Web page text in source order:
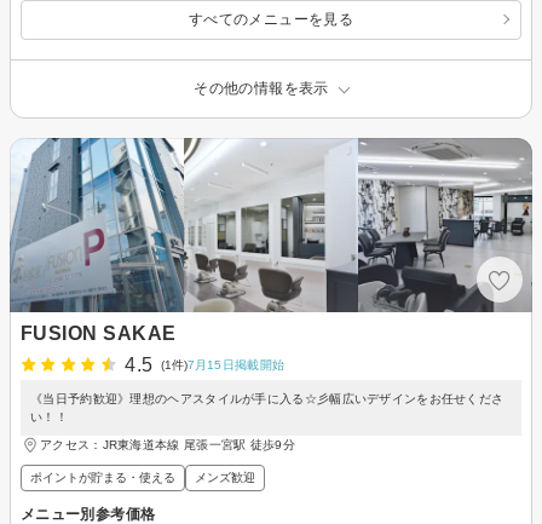
すべてのメニューを見る
その他の情報を表示
FUSION SAKAE
4.5
(1件)7月15日掲載開始
《当日予約歓迎》理想のヘアスタイルが手に入る☆彡幅広いデザインをお任せくださ
い！！
アクセス：JR東海道本線 尾張一宮駅 徒歩9分
ポイントが貯まる・使える メンズ歓迎
メニュー別参考価格